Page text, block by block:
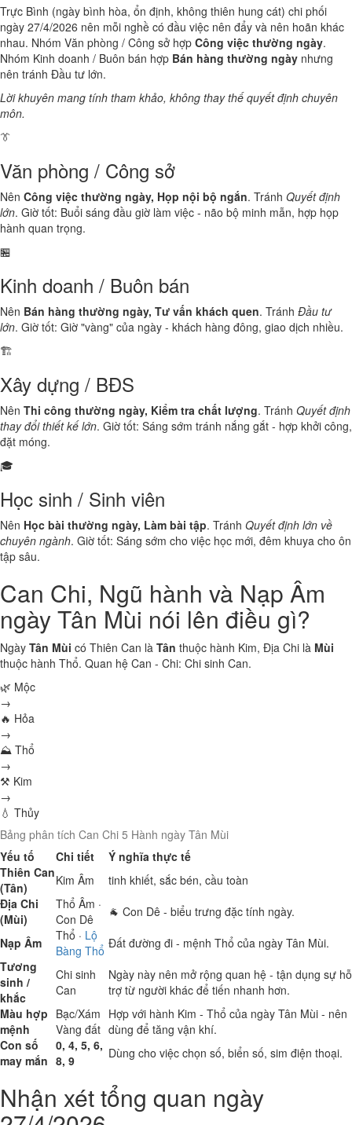
Trực Bình (ngày bình hòa, ổn định, không thiên hung cát) chi phối
ngày 27/4/2026 nên mỗi nghề có đầu việc nên đẩy và nên hoãn khác
nhau. Nhóm Văn phòng / Công sở hợp Công việc thường ngày.
Nhóm Kinh doanh / Buôn bán hợp Bán hàng thường ngày nhưng
nên tránh Đầu tư lớn.
Lời khuyên mang tính tham khảo, không thay thế quyết định chuyên
môn.
👔
Văn phòng / Công sở
Nên Công việc thường ngày, Họp nội bộ ngắn. Tránh Quyết định
lớn. Giờ tốt: Buổi sáng đầu giờ làm việc - não bộ minh mẫn, hợp họp
hành quan trọng.
🏪
Kinh doanh / Buôn bán
Nên Bán hàng thường ngày, Tư vấn khách quen. Tránh Đầu tư
lớn. Giờ tốt: Giờ "vàng" của ngày - khách hàng đông, giao dịch nhiều.
🏗️
Xây dựng / BĐS
Nên Thi công thường ngày, Kiểm tra chất lượng. Tránh Quyết định
thay đổi thiết kế lớn. Giờ tốt: Sáng sớm tránh nắng gắt - hợp khởi công,
đặt móng.
🎓
Học sinh / Sinh viên
Nên Học bài thường ngày, Làm bài tập. Tránh Quyết định lớn về
chuyên ngành. Giờ tốt: Sáng sớm cho việc học mới, đêm khuya cho ôn
tập sâu.
Can Chi, Ngũ hành và Nạp Âm
ngày Tân Mùi nói lên điều gì?
Ngày Tân Mùi có Thiên Can là Tân thuộc hành Kim, Địa Chi là Mùi
thuộc hành Thổ. Quan hệ Can - Chi: Chi sinh Can.
🌿 Mộc
→
🔥 Hỏa
→
⛰ Thổ
→
⚒ Kim
→
💧 Thủy
Bảng phân tích Can Chi 5 Hành ngày Tân Mùi
Yếu tố
Chi tiết
Ý nghĩa thực tế
Thiên Can
(Tân)
Kim Âm
tinh khiết, sắc bén, cầu toàn
Địa Chi
(Mùi)
Thổ Âm ·
Con Dê
🐐 Con Dê - biểu trưng đặc tính ngày.
Nạp Âm
Thổ · Lộ
Bàng Thổ Đất đường đi - mệnh Thổ của ngày Tân Mùi.
Tương
sinh /
khắc
Chi sinh
Can
Ngày này nên mở rộng quan hệ - tận dụng sự hỗ
trợ từ người khác để tiến nhanh hơn.
Màu hợp
mệnh
Bạc/Xám
Vàng đất
Hợp với hành Kim - Thổ của ngày Tân Mùi - nên
dùng để tăng vận khí.
Con số
may mắn
0, 4, 5, 6,
8, 9
Dùng cho việc chọn số, biển số, sim điện thoại.
Nhận xét tổng quan ngày